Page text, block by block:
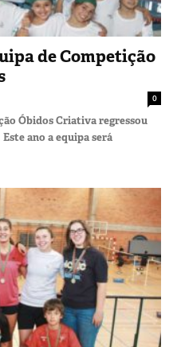
de Competição
0
Óbidos Criativa regressou
ano a equipa será